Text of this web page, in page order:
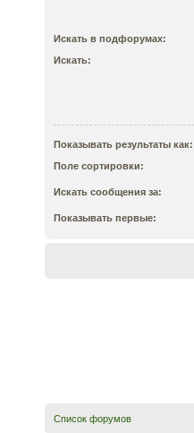
Искать в подфорумах:
Искать:
Показывать результаты как:
Поле сортировки:
Искать сообщения за:
Показывать первые:
Список форумов